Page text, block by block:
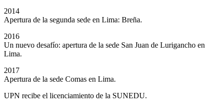
2014
Apertura de la segunda sede en Lima: Breña.
2016
Un nuevo desafío: apertura de la sede San Juan de Lurigancho en
Lima.
2017
Apertura de la sede Comas en Lima.
UPN recibe el licenciamiento de la SUNEDU.